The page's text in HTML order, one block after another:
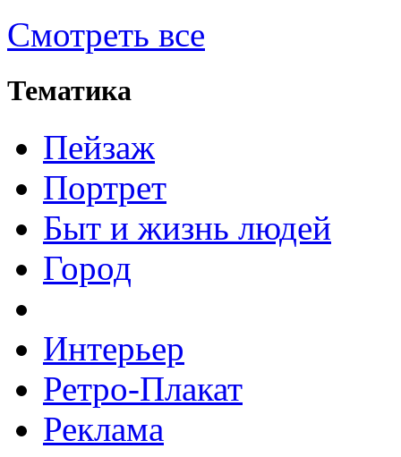
Смотреть все
Тематика
Пейзаж
Портрет
Быт и жизнь людей
Город
Интерьер
Ретро-Плакат
Реклама